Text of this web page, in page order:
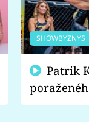
SHOWBYZNYS
fanoušci